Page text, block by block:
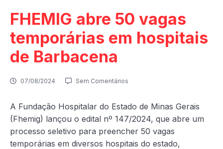
FHEMIG abre 50 vagas
temporárias em hospitais
de Barbacena
07/08/2024 Sem Comentários
A Fundação Hospitalar do Estado de Minas Gerais
(Fhemig) lançou o edital nº 147/2024, que abre um
processo seletivo para preencher 50 vagas
temporárias em diversos hospitais do estado,